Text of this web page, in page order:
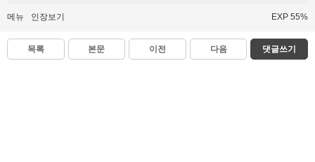
메뉴 인장보기 EXP 55%
목록 본문 이전 다음 댓글쓰기